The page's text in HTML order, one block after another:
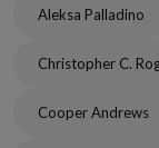
Aleksa Palladino
Christopher C.
Cooper Andrews